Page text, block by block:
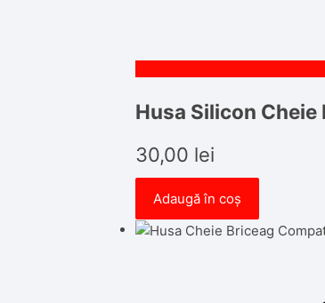
Husa Silicon
30,00 lei
Adaugă în coș